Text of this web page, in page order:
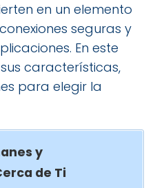
en un elemento
seguras y
En este
características,
para elegir la
y
de Ti